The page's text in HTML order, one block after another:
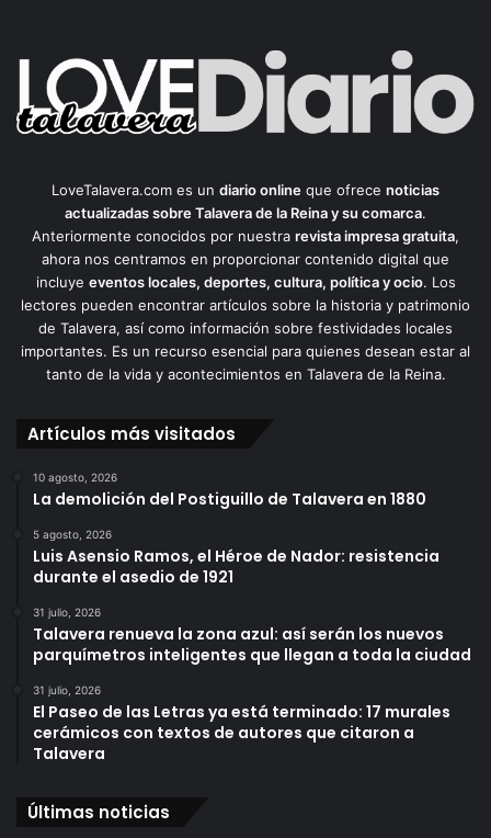
LoveTalavera.com es un diario online que ofrece noticias
actualizadas sobre Talavera de la Reina y su comarca.
Anteriormente conocidos por nuestra revista impresa gratuita,
ahora nos centramos en proporcionar contenido digital que
incluye eventos locales, deportes, cultura, política y ocio. Los
lectores pueden encontrar artículos sobre la historia y patrimonio
de Talavera, así como información sobre festividades locales
importantes. Es un recurso esencial para quienes desean estar al
tanto de la vida y acontecimientos en Talavera de la Reina.
Artículos más visitados
10 agosto, 2026
La demolición del Postiguillo de Talavera en 1880
5 agosto, 2026
Luis Asensio Ramos, el Héroe de Nador: resistencia
durante el asedio de 1921
31 julio, 2026
Talavera renueva la zona azul: así serán los nuevos
parquímetros inteligentes que llegan a toda la ciudad
31 julio, 2026
El Paseo de las Letras ya está terminado: 17 murales
cerámicos con textos de autores que citaron a
Talavera
Últimas noticias